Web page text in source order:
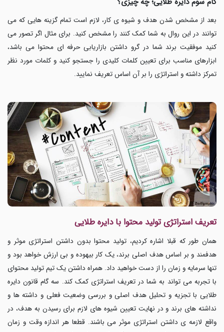
بعد از مشخص شدن هدف و شیوه ی کار، لازم است تمام گزینه هایی که می
توانند در این روال به شما کمک کنند را مشخص کنید. برای مثال اگر تصور می
کنید موفقیت برند شما در گرو داشتن بازاریابی حرفه ای محتوا می باشد،
ابزارهای مناسب برای تعیین کلمات کلیدی را جستجو کنید و کلمات مورد نظر
تمرکز داشته و استراتژی را بر آن اساس تعریف نمایید.
تعریف استراتژی تولید محتوا با دایره طلایی
همان طور که قبلا اشاره کردیم، تولید محتوا بدون داشتن استراتژی موثر و
هدفمند و بر اساس هدف اصلی برند، یک کار بیهوده و بی ارزش خواهد بود و
تنها سرمایه و زمان را از دست خواهید داد. همراه داشتن یک تیم تولید محتوای
با تجربه می تواند به شما در تعریف استراتژی کمک کند. سه گام قانون دایره
طلایی با تجزیه و تحلیل هدف اصلی و بررسی وضعیت فعلی و داشته ها و
نداشته های برند و در نهایت تعیین شیوه های لازم برای رسیدن به هدف، در
واقع لازمه ی داشتن استراتژی موثر می باشند. قطعا هر اندازه وقت و زمان